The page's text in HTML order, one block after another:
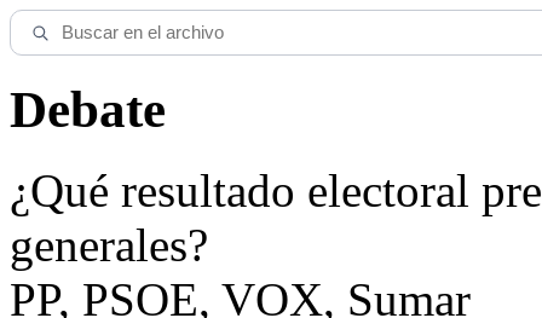
Debate
¿Qué resultado electoral
generales?
PP, PSOE, VOX, Sumar